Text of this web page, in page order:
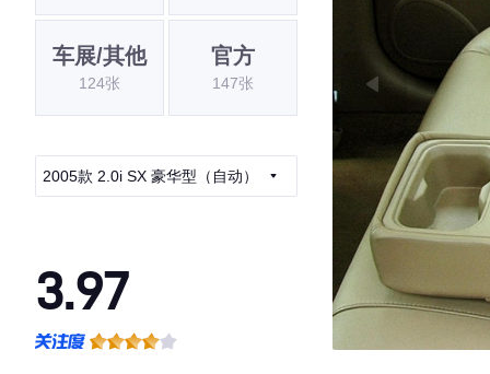
车展/其他
124张
官方
147张
2005款 2.0i SX 豪华型（自动）
3.97